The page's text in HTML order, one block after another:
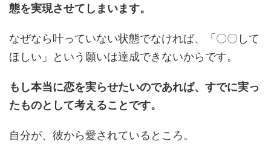
態を実現させてしまいます。
なぜなら叶っていない状態でなければ、「〇〇して
ほしい」という願いは達成できないからです。
もし本当に恋を実らせたいのであれば、すでに実っ
たものとして考えることです。
自分が、彼から愛されているところ。